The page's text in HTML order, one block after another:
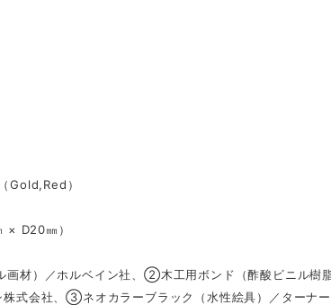
Gold,Red）
D20㎜）
材）／ホルベイン社、②木工用ボンド（酢酸ビニル樹
式会社、③ネオカラーブラック（水性絵具）／ターナ